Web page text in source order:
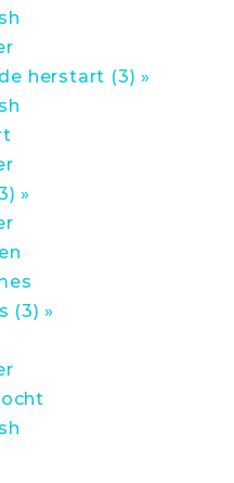
herstart (3) »
»
(3) »